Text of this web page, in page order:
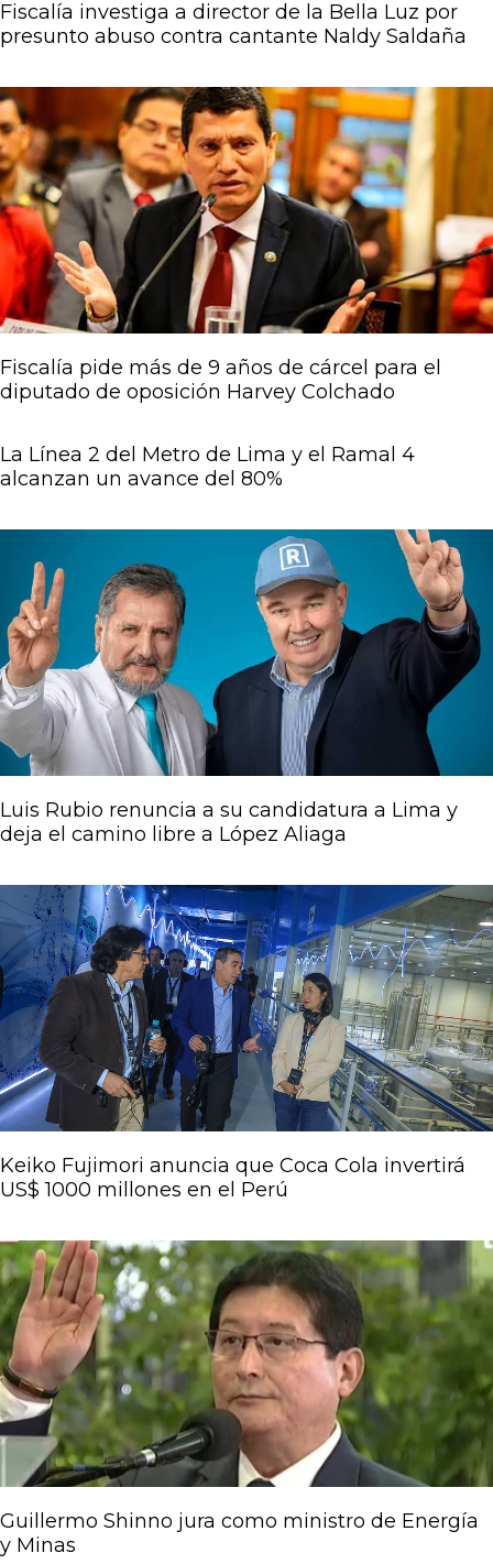
Fiscalía investiga a director de la Bella Luz por
presunto abuso contra cantante Naldy Saldaña
Fiscalía pide más de 9 años de cárcel para el
diputado de oposición Harvey Colchado
La Línea 2 del Metro de Lima y el Ramal 4
alcanzan un avance del 80%
Luis Rubio renuncia a su candidatura a Lima y
deja el camino libre a López Aliaga
Keiko Fujimori anuncia que Coca Cola invertirá
US$ 1000 millones en el Perú
Guillermo Shinno jura como ministro de Energía
y Minas